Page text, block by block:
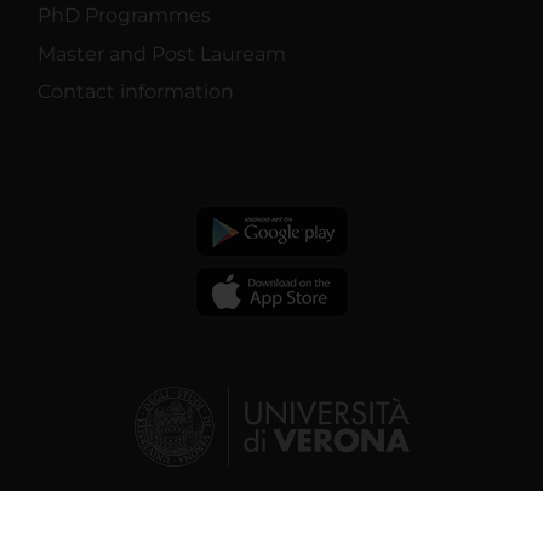
PhD Programmes
Master and Post Lauream
Contact information